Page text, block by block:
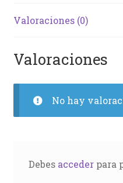
Valoraciones (0)
Valoraciones
No hay
Debes accederpara